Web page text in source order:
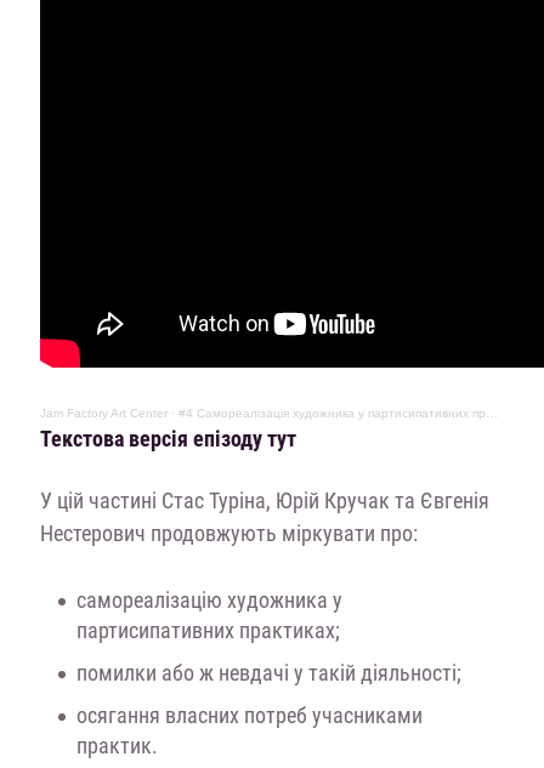
Jam Factory Art Center· #4 Самореалізація художника у партисипативних практиках // Ю.Кручак, С.Туріна, Є.Нестерович
Текстова версія епізоду тут
У цій частині Стас Туріна, Юрій Кручак та Євгенія
Нестерович продовжують міркувати про:
самореалізацію художника у
партисипативних практиках;
помилки або ж невдачі у такій діяльності;
осягання власних потреб учасниками
практик.